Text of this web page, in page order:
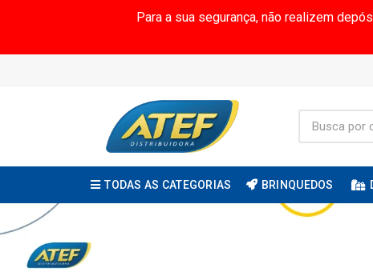
Para a sua segurança, não realizem
TODAS AS CATEGORIAS BRINQUEDOS